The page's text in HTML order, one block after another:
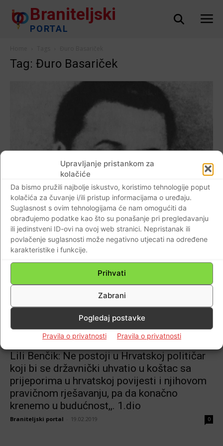
Upravljanje pristankom za
kolačiće
Da bismo pružili najbolje iskustvo, koristimo tehnologije poput
kolačića za čuvanje i/ili pristup informacijama o uređaju.
Suglasnost s ovim tehnologijama će nam omogućiti da
obrađujemo podatke kao što su ponašanje pri pregledavanju
ili jedinstveni ID-ovi na ovoj web stranici. Nepristanak ili
povlačenje suglasnosti može negativno utjecati na određene
karakteristike i funkcije.
Prihvati
Zabrani
Pogledaj postavke
Pravila o privatnosti Pravila o privatnosti
Braniteljski
PORTAL
Tag: Đuro Basariček
Crna kronika
Hrvat Đuro Basariček – socijalni radnik
ubijen u atentatu u beogradskoj Skupštini
1928 godine
Lili Benčik: Ne postoji u Hrvatskoj političar
koji bi se državnički uhvatio u koštac sa
prijeporima u hrvatskoj povijesti i njihovom
pravičnom rješavanju, pa da konačno
krenemo u budućnost,,. 1.dio
Braniteljski portal 19.02.2019 0